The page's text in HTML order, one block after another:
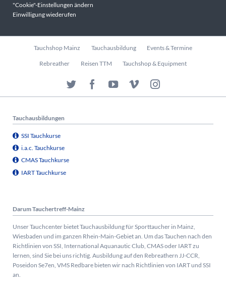
"Cookie"-Einstellungen ändern
Einwilligung wiederufen
Navigation
überspringen
Tauchshop Mainz Tauchausbildung Events & Termine
Rebreather Reisen TTM Tauchshop & Equipment
Tauchausbildungen
SSI Tauchkurse
i.a.c. Tauchkurse
CMAS Tauchkurse
IART Tauchkurse
Darum Tauchertreff-Mainz
Unser Tauchcenter bietet Tauchausbildung für Sporttaucher in Mainz,
Wiesbaden und im ganzen Rhein-Main-Gebiet an. Um das Tauchen nach den
Richtlinien von SSI, International Aquanautic Club, CMAS oder IART zu
lernen, sind Sie bei uns richtig. Ausbildung auf den Rebreathern JJ-CCR,
Poseidon Se7en, VMS Redbare bieten wir nach Richtlinien von IART und SSI
an.